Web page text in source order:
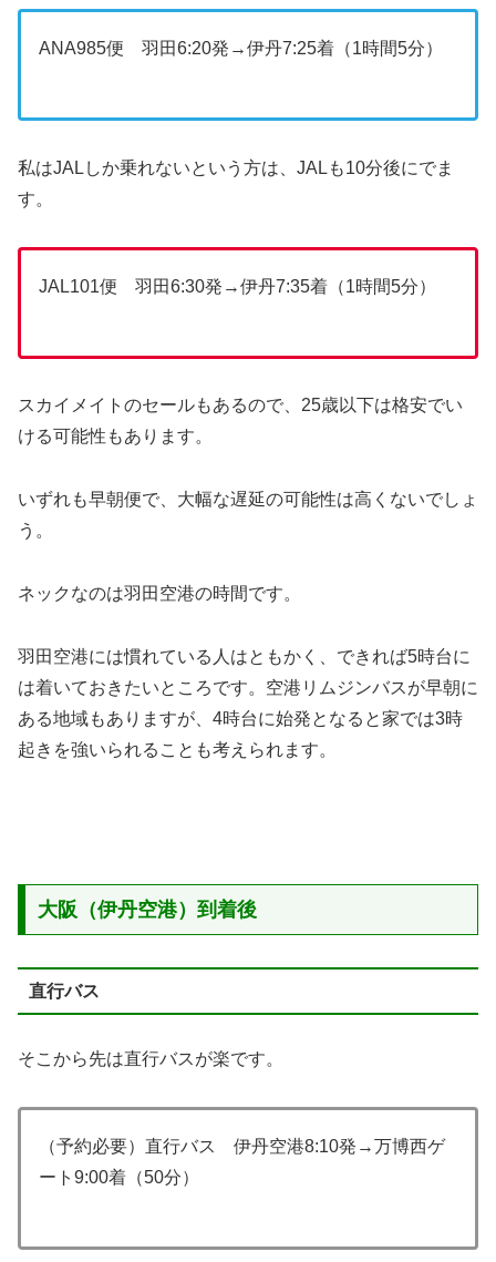
ANA985便 羽田6:20発→伊丹7:25着（1時間5分）
私はJALしか乗れないという方は、JALも10分後にでま
す。
JAL101便 羽田6:30発→伊丹7:35着（1時間5分）
スカイメイトのセールもあるので、25歳以下は格安でい
ける可能性もあります。
いずれも早朝便で、大幅な遅延の可能性は高くないでしょ
う。
ネックなのは羽田空港の時間です。
羽田空港には慣れている人はともかく、できれば5時台に
は着いておきたいところです。空港リムジンバスが早朝に
ある地域もありますが、4時台に始発となると家では3時
起きを強いられることも考えられます。
大阪（伊丹空港）到着後
直行バス
そこから先は直行バスが楽です。
（予約必要）直行バス 伊丹空港8:10発→万博西ゲ
ート9:00着（50分）